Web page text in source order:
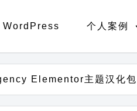
WordPress 个人案例
Elementor主题汉化包